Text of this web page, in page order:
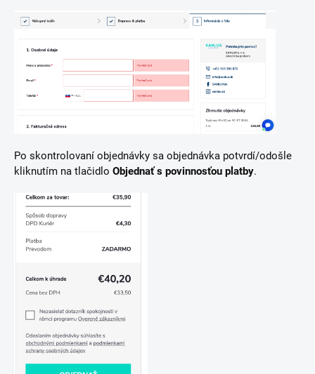
Po skontrolovaní objednávky sa objednávka potvrdí/odošle
kliknutím na tlačidlo Objednať s povinnosťou platby.